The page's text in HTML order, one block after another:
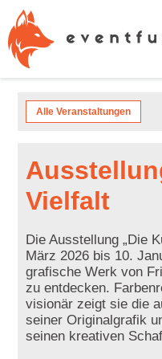
Alle Veranstaltungen
Vielfalt
Die Ausstellung „Die
März 2026 bis 10.
grafische Werk von
zu entdecken.
visionär zeigt sie die
seiner Originalgrafik
seinen kreativen